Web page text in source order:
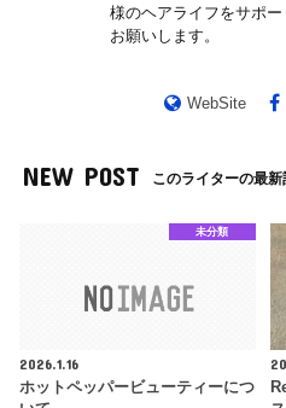
様のヘアライフをサポ
お願いします。
WebSite
NEW POST このライターの最新
未分類
2026.1.16
ホットペッパービューティーにつ